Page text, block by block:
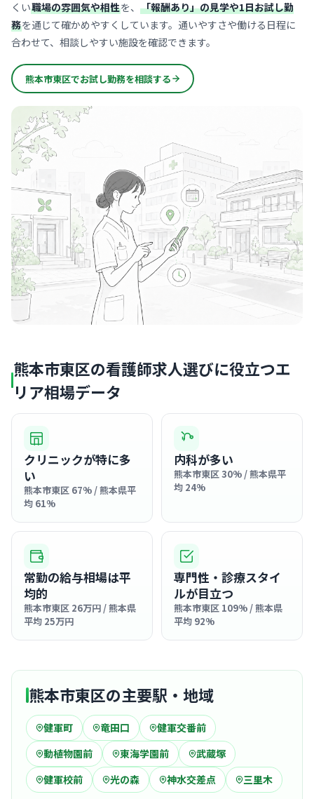
くい職場の雰囲気や相性を、 「報酬あり」の見学や1日お試し勤
務を通じて確かめやすくしています。通いやすさや働ける日程に
合わせて、相談しやすい施設を確認できます。
熊本市東区でお試し勤務を相談する
熊本市東区の看護師求人選びに役立つエ
リア相場データ
クリニックが特に多
い
熊本市東区 67% / 熊本県平
均 61%
内科が多い
熊本市東区 30% / 熊本県平
均 24%
常勤の給与相場は平
均的
熊本市東区 26万円 / 熊本県
平均 25万円
専門性・診療スタイ
ルが目立つ
熊本市東区 109% / 熊本県
平均 92%
熊本市東区の主要駅・地域
健軍町 竜田口
健軍交番前
動植物園前
東海学園前
武蔵塚
健軍校前
光の森 神水交差点 三里木